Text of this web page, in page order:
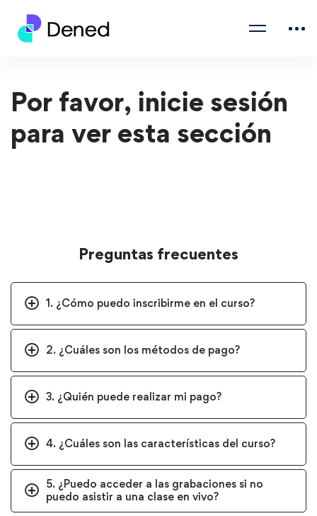
Por favor, inicie sesión
para ver esta sección
Preguntas frecuentes
1. ¿Cómo puedo inscribirme en el curso?
2. ¿Cuáles son los métodos de pago?
3. ¿Quién puede realizar mi pago?
4. ¿Cuáles son las características del curso?
5. ¿Puedo acceder a las grabaciones si no
puedo asistir a una clase en vivo?